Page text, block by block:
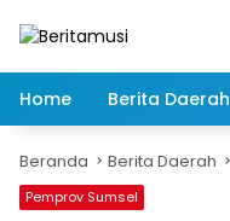
Home
Berita Daerah
Beranda Berita Daerah
Pemprov Sumsel